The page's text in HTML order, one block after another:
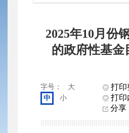
2025年10月份
的政府性基金
字号：
大
中
小
打印
打印
分享